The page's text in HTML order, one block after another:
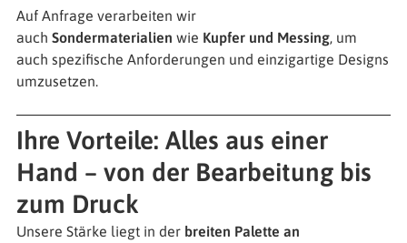
Auf Anfrage verarbeiten wir
auch Sondermaterialien wie Kupfer und Messing, um
auch spezifische Anforderungen und einzigartige Designs
umzusetzen.
Ihre Vorteile: Alles aus einer
Hand – von der Bearbeitung bis
zum Druck
Unsere Stärke liegt in der breiten Palette an